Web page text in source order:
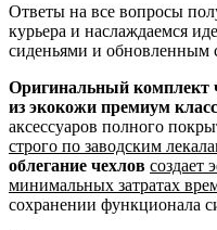
Ответы на все вопросы
курьера и наслаждаемся
сиденьями и обновленным
Оригинальный комплект
из экокожи премиум
аксессуаров полного
строго по заводским
облегание чехлов создает
минимальных затратах
сохранении функционала